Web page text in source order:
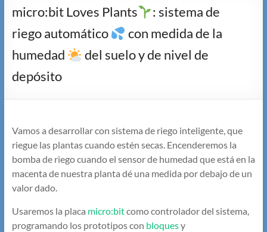
micro:bit Loves Plants
: sistema de
riego automático
con medida de la
humedad
del suelo y de nivel de
depósito
Vamos a desarrollar con sistema de riego inteligente, que
riegue las plantas cuando estén secas. Encenderemos la
bomba de riego cuando el sensor de humedad que está en la
macenta de nuestra planta dé una medida por debajo de un
valor dado.
Usaremos la placa micro:bitcomo controlador del sistema,
programando los prototipos con bloquesy